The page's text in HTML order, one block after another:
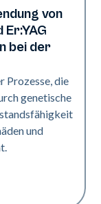
von
Er:YAG
bei der
Prozesse, die
genetische
und